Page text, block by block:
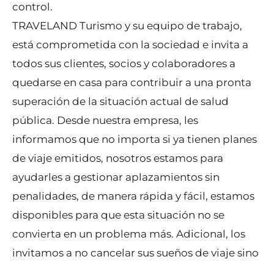
control.
TRAVELAND Turismo y su equipo de trabajo,
está comprometida con la sociedad e invita a
todos sus clientes, socios y colaboradores a
quedarse en casa para contribuir a una pronta
superación de la situación actual de salud
pública. Desde nuestra empresa, les
informamos que no importa si ya tienen planes
de viaje emitidos, nosotros estamos para
ayudarles a gestionar aplazamientos sin
penalidades, de manera rápida y fácil, estamos
disponibles para que esta situación no se
convierta en un problema más. Adicional, los
invitamos a no cancelar sus sueños de viaje sino